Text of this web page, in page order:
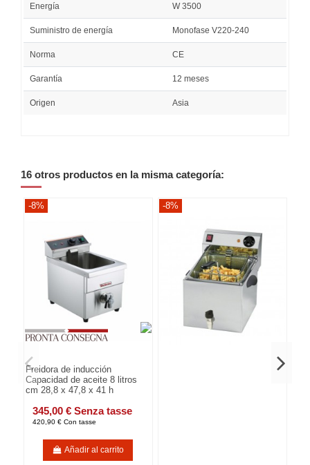
Energía W 3500
Suministro de energía Monofase V220-240
Norma CE
Garantía 12 meses
Origen Asia
16 otros productos en la misma categoría:
-8%
Freidora de inducción
Capacidad de aceite 8 litros
cm 28,8 x 47,8 x 41 h
345,00 € Senza tasse
420,90 € Con tasse
Añadir al carrito
-8%